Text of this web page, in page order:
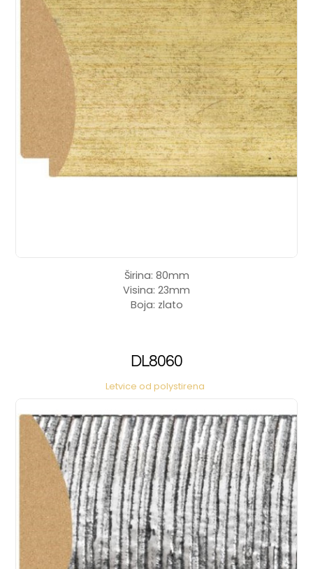
Širina: 80mm
Visina: 23mm
Boja: zlato
DL8060
Letvice od polystirena